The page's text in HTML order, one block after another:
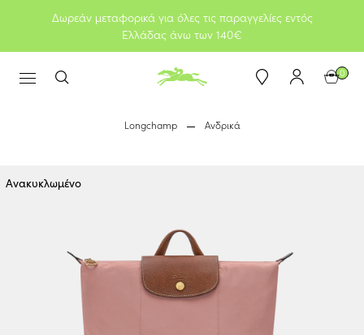
Δωρεάν μεταφορικά για όλες τις παραγγελίες εντός
Ελλάδας άνω των 140€
0
Longchamp Ανδρικά
Ανακυκλωμένο